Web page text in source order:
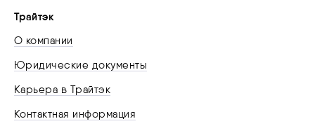
Трайтэк
О компании
Юридические документы
Карьера в Трайтэк
Контактная информация